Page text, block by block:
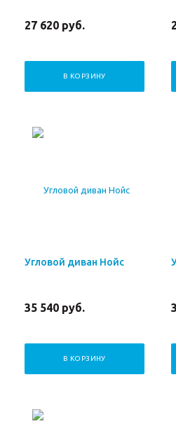
27 620 руб.
В КОРЗИНУ
Угловой диван Нойс
35 540 руб.
В КОРЗИНУ